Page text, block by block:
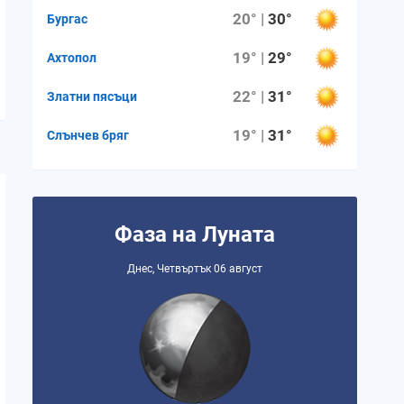
Бургас 20° |30°
Ахтопол 19° |29°
Златни пясъци 22° |31°
Слънчев бряг 19° |31°
Фаза на Луната
Днес, Четвъртък 06 август